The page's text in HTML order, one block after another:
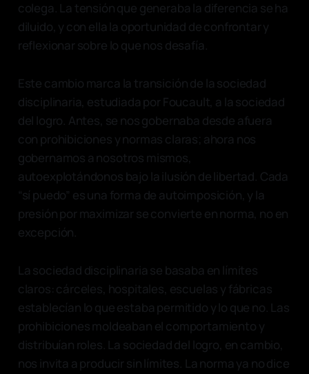
colega. La tensión que generaba la diferencia se ha
diluido, y con ella la oportunidad de confrontar y
reflexionar sobre lo que nos desafía.
Este cambio marca la transición de la sociedad
disciplinaria, estudiada por Foucault, a la sociedad
del logro. Antes, se nos gobernaba desde afuera
con prohibiciones y normas claras; ahora nos
gobernamos a nosotros mismos,
autoexplotándonos bajo la ilusión de libertad. Cada
“sí puedo” es una forma de autoimposición, y la
presión por maximizar se convierte en norma, no en
excepción.
La sociedad disciplinaria se basaba en límites
claros: cárceles, hospitales, escuelas y fábricas
establecían lo que estaba permitido y lo que no. Las
prohibiciones moldeaban el comportamiento y
distribuían roles. La sociedad del logro, en cambio,
nos invita a producir sin límites. La norma ya no dice